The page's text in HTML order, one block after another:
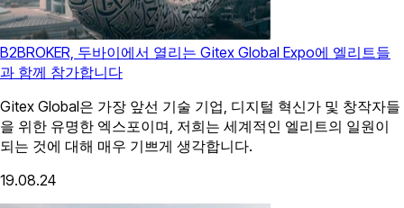
B2BROKER, 두바이에서 열리는 Gitex Global Expo에 엘리트들
과 함께 참가합니다
Gitex Global은 가장 앞선 기술 기업, 디지털 혁신가 및 창작자들
을 위한 유명한 엑스포이며, 저희는 세계적인 엘리트의 일원이
되는 것에 대해 매우 기쁘게 생각합니다.
19.08.24